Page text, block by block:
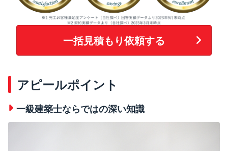
一括見積もり依頼する
アピールポイント
一級建築士ならではの深い知識